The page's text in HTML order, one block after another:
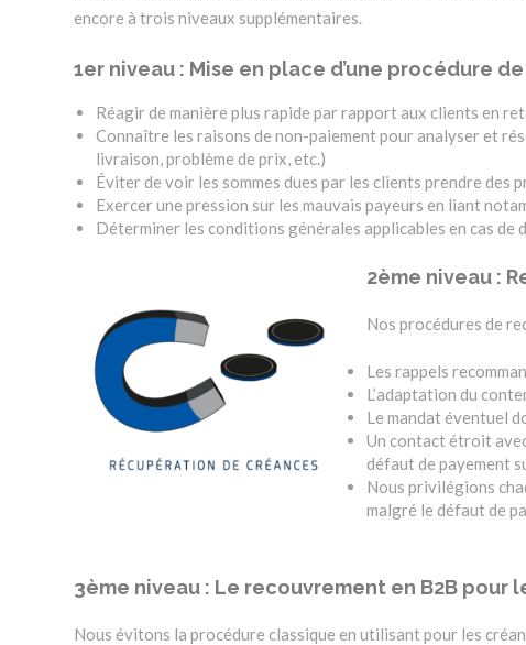
encore à trois niveaux supplémentaires.
1er niveau : Mise en place d’une procédure
Réagir de manière plus rapide par rapport aux clients en
Connaître les raisons de non-paiement pour analyser et
livraison, problème de prix, etc.)
Éviter de voir les sommes dues par les clients prendre
Exercer une pression sur les mauvais payeurs en liant
Déterminer les conditions générales applicables en cas de
2ème niveau :
Nos procédures de
Les rappels
L’adaptation du
Le mandat éventuel
Un contact étroit
défaut de payement
Nous privilégions
malgré le défaut de
3ème niveau : Le recouvrement en B2B pour
Nous évitons la procédure classique en utilisant pour les